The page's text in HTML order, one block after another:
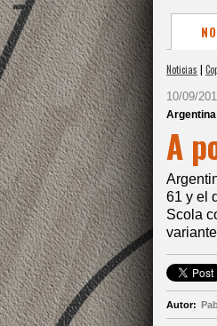
Noticias |
10/09/
A
61 y el
Scola
Autor: